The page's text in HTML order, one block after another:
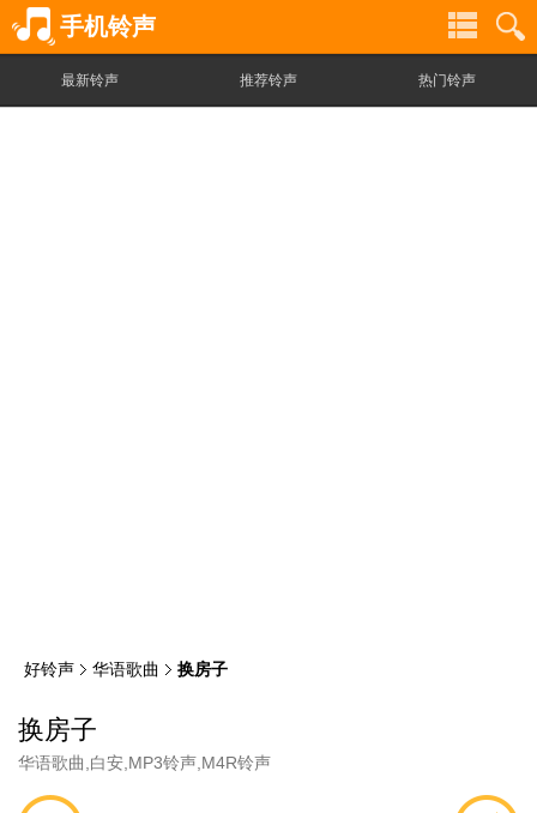
手机铃声
最新铃声 推荐铃声 热门铃声
好铃声 华语歌曲 换房子
换房子
华语歌曲 白安 MP3铃声 M4R铃声